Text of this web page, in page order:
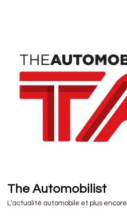
The Automobilist
L'actualité automobile et plus encore